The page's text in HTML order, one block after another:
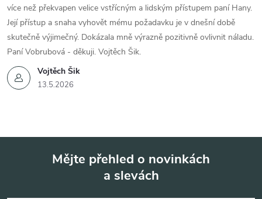
Vojtěch Šik
13.5.2026
více než překvapen velice vstřícným a lidským přístupem paní Hany.
Její přístup a snaha vyhovět mému požadavku je v dnešní době
skutečně výjimečný. Dokázala mně výrazně pozitivně ovlivnit náladu.
Paní Vobrubová - děkuji. Vojtěch Šik.
Mějte přehled o novinkách
a slevách